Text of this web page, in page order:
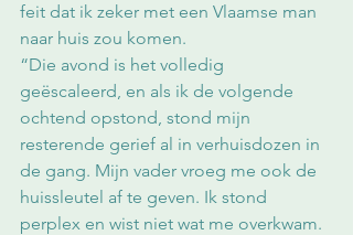
feit dat ik zeker met een Vlaamse man
naar huis zou komen.
“Die avond is het volledig
geëscaleerd, en als ik de volgende
ochtend opstond, stond mijn
resterende gerief al in verhuisdozen in
de gang. Mijn vader vroeg me ook de
huissleutel af te geven. Ik stond
perplex en wist niet wat me overkwam.